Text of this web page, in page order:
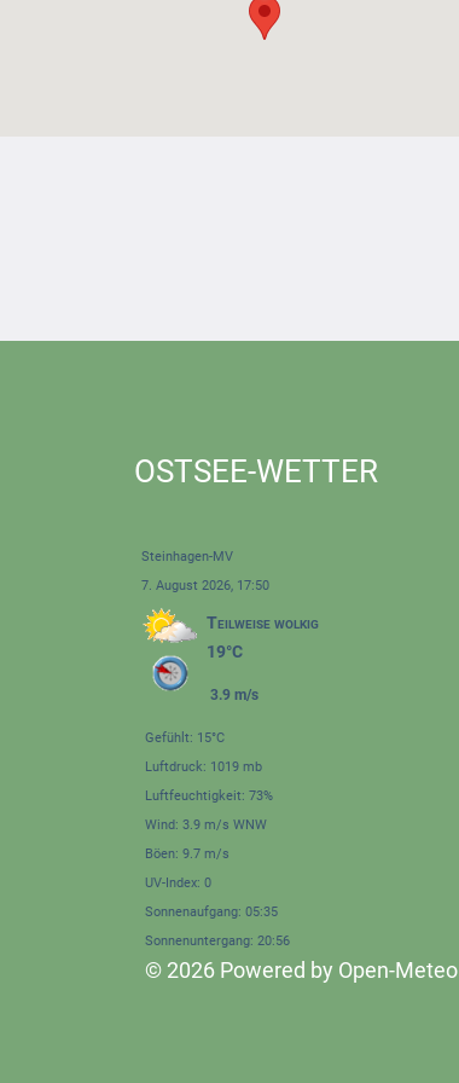
OSTSEE-WETTER
Steinhagen-MV
7. August 2026, 17:50
Teilweise wolkig
19°C
3.9 m/s
Gefühlt: 15°C
Luftdruck: 1019 mb
Luftfeuchtigkeit: 73%
Wind: 3.9 m/s WNW
Böen: 9.7 m/s
UV-Index: 0
Sonnenaufgang: 05:35
Sonnenuntergang: 20:56
© 2026 Powered by Open-Meteo